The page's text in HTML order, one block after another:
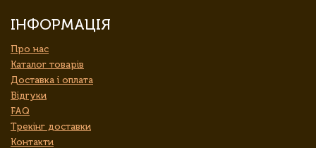
ІНФОРМАЦІЯ
Про нас
Каталог товарів
Доставка і оплата
Відгуки
FAQ
Трекінг доставки
Контакти